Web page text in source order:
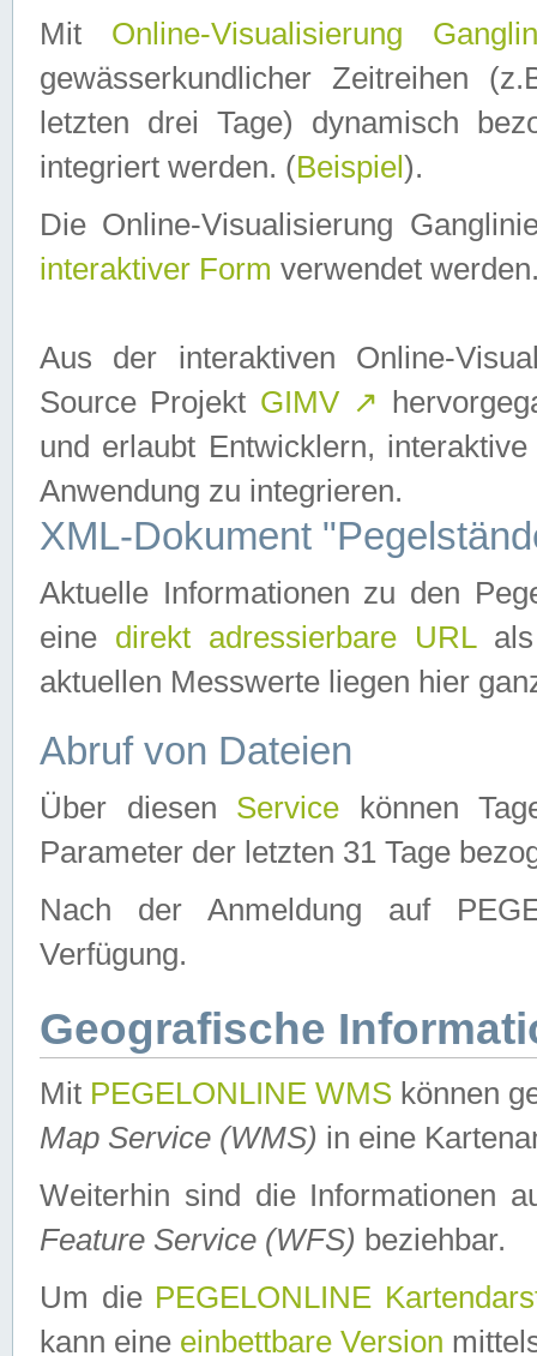
Mit Online-Visualisierung
gewässerkundlicher Zeitreihen
letzten drei Tage) dynamisch
integriert werden. (Beispiel ).
Die Online-Visualisierung
interaktiver Form verwendet
Aus der interaktiven Online-
Source Projekt GIMV ↗
und erlaubt Entwicklern,
Anwendung zu integrieren.
XML-Dokument
Aktuelle Informationen zu den
eine direkt adressierbare URLals
aktuellen Messwerte liegen hier
Abruf von Dateien
Über diesen Service können
Parameter der letzten 31 Tage
Nach der Anmeldung auf
Verfügung.
Geografische
Mit PEGELONLINE WMS können
Map Service (WMS) in eine
Weiterhin sind die Informationen
Feature Service (WFS) beziehbar.
Um die PEGELONLINE
kann eine einbettbare Version